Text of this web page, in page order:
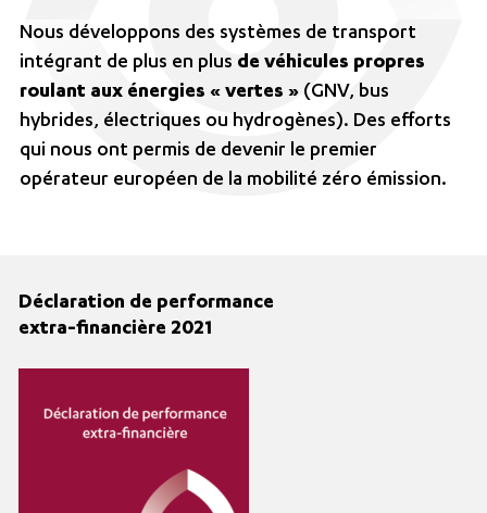
Nous développons des systèmes de transport
intégrant de plus en plus de véhicules propres
roulant aux énergies « vertes »(GNV, bus
hybrides, électriques ou hydrogènes). Des efforts
qui nous ont permis de devenir le premier
opérateur européen de la mobilité zéro émission.
Déclaration de performance
extra-financière 2021